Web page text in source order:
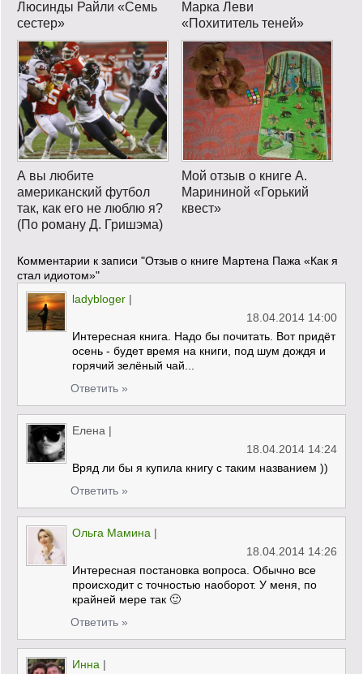
Люсинды Райли «Семь
сестер»
Марка Леви
«Похититель теней»
А вы любите
американский футбол
так, как его не люблю я?
(По роману Д. Гришэма)
Мой отзыв о книге А.
Марининой «Горький
квест»
Комментарии к записи "Отзыв о книге Мартена Пажа «Как я
стал идиотом»"
ladybloger |
18.04.2014 14:00
Интересная книга. Надо бы почитать. Вот придёт
осень - будет время на книги, под шум дождя и
горячий зелёный чай...
Ответить »
Елена |
18.04.2014 14:24
Вряд ли бы я купила книгу с таким названием ))
Ответить »
Ольга Мамина |
18.04.2014 14:26
Интересная постановка вопроса. Обычно все
происходит с точностью наоборот. У меня, по
крайней мере так 🙂
Ответить »
Инна |